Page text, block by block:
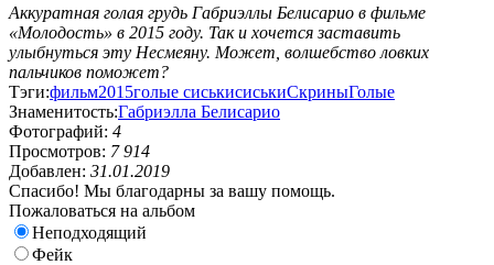
Аккуратная голая грудь Габриэллы Белисарио в фильме
«Молодость» в 2015 году. Так и хочется заставить
улыбнуться эту Несмеяну. Может, волшебство ловких
пальчиков поможет?
Тэги:фильм2015голые сиськисиськиСкриныГолые
Знаменитость:Габриэлла Белисарио
Фотографий: 4
Просмотров: 7 914
Добавлен: 31.01.2019
Спасибо! Мы благодарны за вашу помощь.
Пожаловаться на альбом
Неподходящий
Фейк